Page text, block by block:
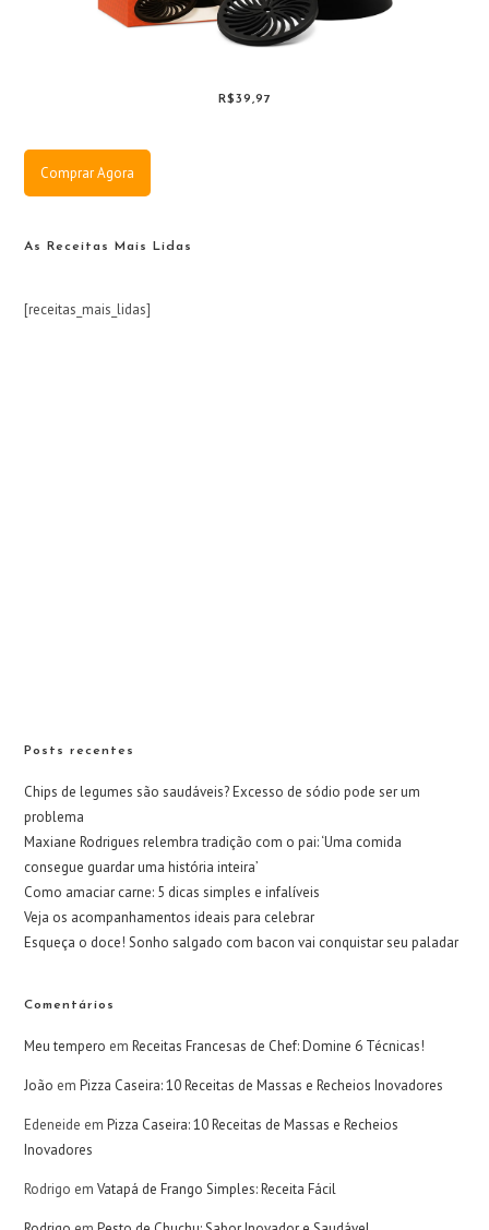
R$39,97
Comprar Agora
As Receitas Mais Lidas
[receitas_mais_lidas]
Posts recentes
Chips de legumes são saudáveis? Excesso de sódio pode ser um
problema
Maxiane Rodrigues relembra tradição com o pai: ‘Uma comida
consegue guardar uma história inteira’
Como amaciar carne: 5 dicas simples e infalíveis
Veja os acompanhamentos ideais para celebrar
Esqueça o doce! Sonho salgado com bacon vai conquistar seu paladar
Comentários
Meu tempero emReceitas Francesas de Chef: Domine 6 Técnicas!
João emPizza Caseira: 10 Receitas de Massas e Recheios Inovadores
Edeneide emPizza Caseira: 10 Receitas de Massas e Recheios
Inovadores
Rodrigo emVatapá de Frango Simples: Receita Fácil